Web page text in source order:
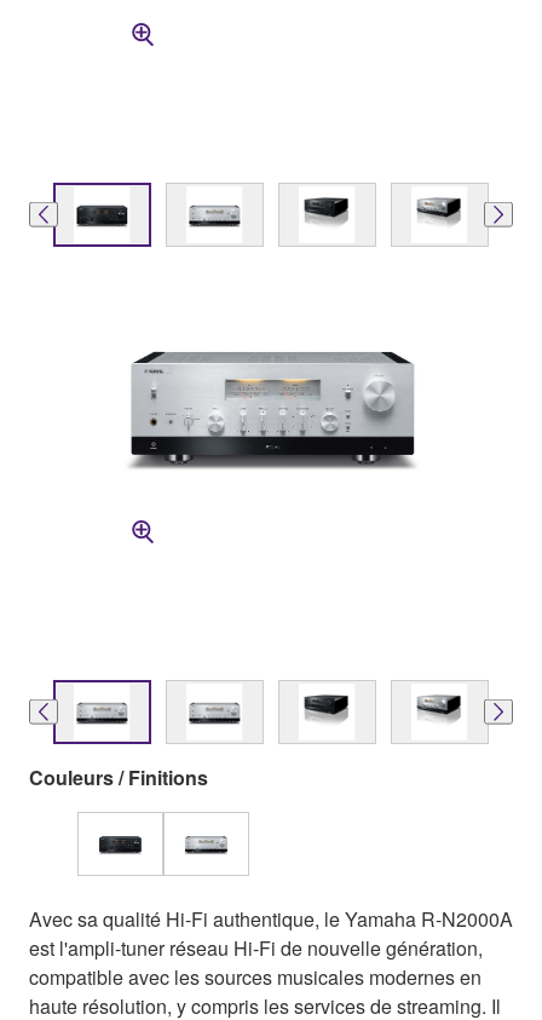
Couleurs / Finitions
Avec sa qualité Hi-Fi authentique, le Yamaha R-N2000A
est l'ampli-tuner réseau Hi-Fi de nouvelle génération,
compatible avec les sources musicales modernes en
haute résolution, y compris les services de streaming. Il